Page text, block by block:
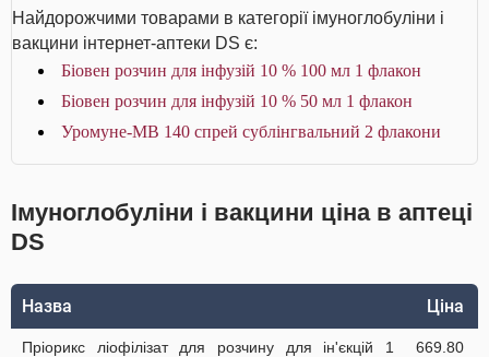
Найдорожчими товарами в категорії імуноглобуліни і
вакцини інтернет-аптеки DS є:
Біовен розчин для інфузій 10 % 100 мл 1 флакон
Біовен розчин для інфузій 10 % 50 мл 1 флакон
Уромуне-МВ 140 спрей сублінгвальний 2 флакони
Імуноглобуліни і вакцини ціна в аптеці
DS
Назва Ціна
Пріорикс ліофілізат для розчину для ін'єкцій 1
669.80